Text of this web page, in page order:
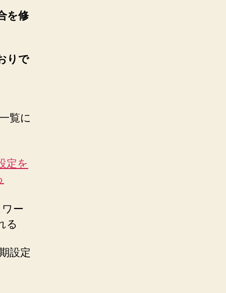
を修
りで
覧に
定を
ー
る
設定